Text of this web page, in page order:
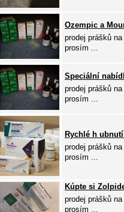
Ozempic a
prodej prášků
prosím ...
Speciální
prodej prášků
prosím ...
Rychlé h
prodej prášků
prosím ...
Kúpte si
prodej prášků
prosím ...